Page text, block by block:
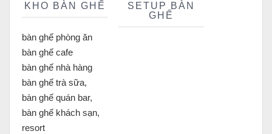
KHO BÀN GHẾ
bàn ghế phòng ăn
bàn ghế cafe
bàn ghế nhà hàng
bàn ghế trà sữa,
bàn ghế quán bar,
bàn ghế khách sạn,
resort
SETUP BÀN
GHẾ